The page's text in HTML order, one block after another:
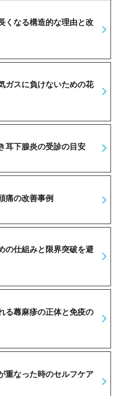
くなる構造的な理由と改
ガスに負けないための花
耳下腺炎の受診の目安
痛の改善事例
の仕組みと限界突破を避
る蕁麻疹の正体と免疫の
重なった時のセルフケア